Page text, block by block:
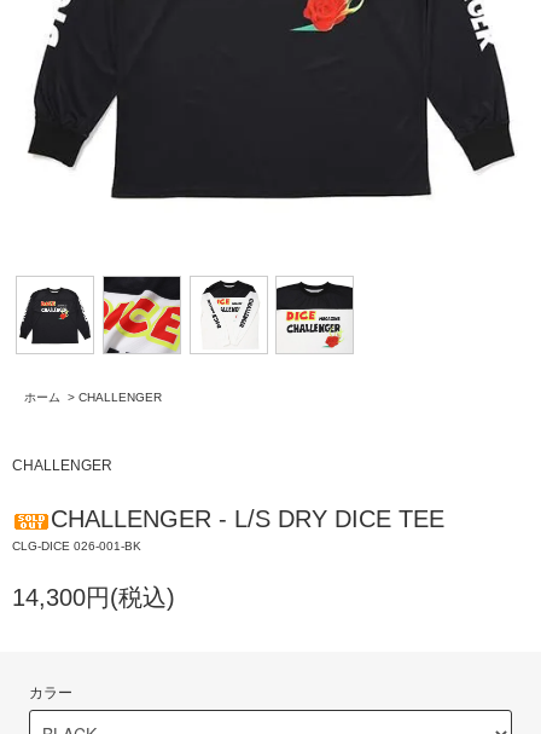
ホーム > CHALLENGER
CHALLENGER
CHALLENGER - L/S DRY DICE TEE
CLG-DICE 026-001-BK
14,300円(税込)
カラー